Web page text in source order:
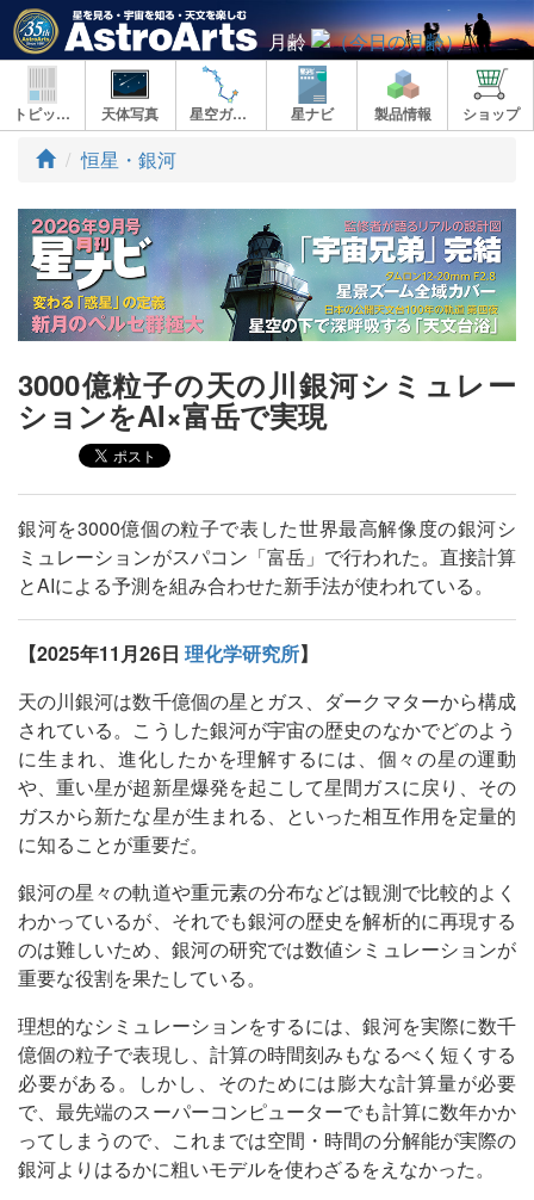
月齢
トピックス 天体写真 星空ガイド 星ナビ 製品情報 ショップ
ト
プ
恒星・銀河
3000億粒子の天の川銀河シミュレー
ションをAI×富岳で実現
銀河を3000億個の粒子で表した世界最高解像度の銀河シ
ミュレーションがスパコン「富岳」で行われた。直接計算
とAIによる予測を組み合わせた新手法が使われている。
【2025年11月26日 理化学研究所】
天の川銀河は数千億個の星とガス、ダークマターから構成
されている。こうした銀河が宇宙の歴史のなかでどのよう
に生まれ、進化したかを理解するには、個々の星の運動
や、重い星が超新星爆発を起こして星間ガスに戻り、その
ガスから新たな星が生まれる、といった相互作用を定量的
に知ることが重要だ。
銀河の星々の軌道や重元素の分布などは観測で比較的よく
わかっているが、それでも銀河の歴史を解析的に再現する
のは難しいため、銀河の研究では数値シミュレーションが
重要な役割を果たしている。
理想的なシミュレーションをするには、銀河を実際に数千
億個の粒子で表現し、計算の時間刻みもなるべく短くする
必要がある。しかし、そのためには膨大な計算量が必要
で、最先端のスーパーコンピューターでも計算に数年かか
ってしまうので、これまでは空間・時間の分解能が実際の
銀河よりはるかに粗いモデルを使わざるをえなかった。